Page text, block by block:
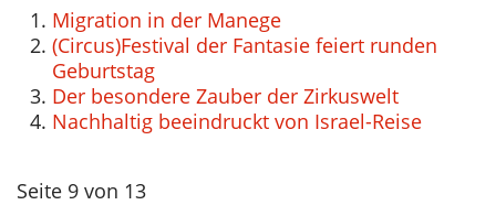
Migration in der Manege
(Circus)Festival der Fantasie feiert runden
Geburtstag
Der besondere Zauber der Zirkuswelt
Nachhaltig beeindruckt von Israel-Reise
Seite 9 von 13